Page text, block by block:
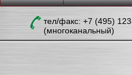
тел/факc: +7 (495)
(многоканальный)